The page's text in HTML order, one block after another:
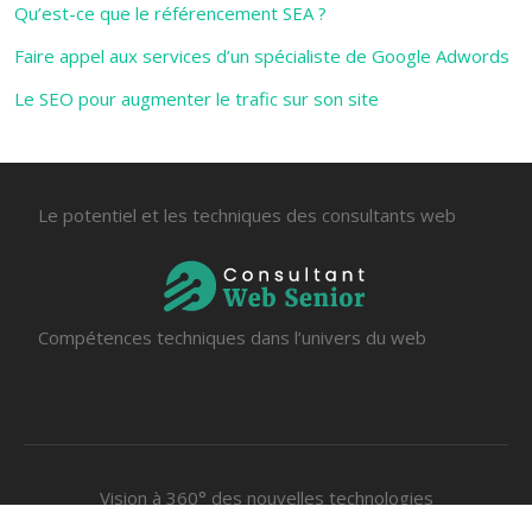
Qu’est-ce que le référencement SEA ?
Faire appel aux services d’un spécialiste de Google Adwords
Le SEO pour augmenter le trafic sur son site
Le potentiel et les techniques des consultants web
Compétences techniques dans l’univers du web
Vision à 360° des nouvelles technologies